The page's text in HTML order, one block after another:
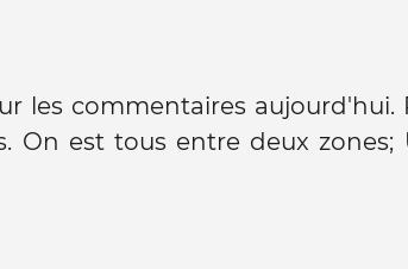
les commentaires aujourd'hui.
On est tous entre deux